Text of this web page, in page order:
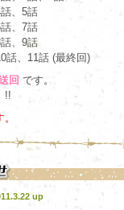
、5話
、7話
、9話
話、11話 (最終回)
回 です。
!!
up